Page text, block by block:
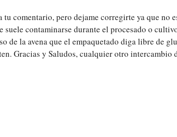
tu comentario, pero dejame corregirte ya que no
suele contaminarse durante el procesado o
de la avena que el empaquetado diga libre de
Gracias y Saludos, cualquier otro intercambio